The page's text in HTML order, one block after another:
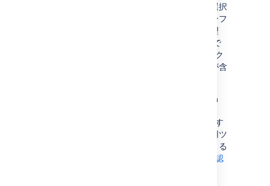
ダーのインフラストラクチャで実行するかを選択
することもできます。これにより、最新のインフ
ラストラクチャを使用しながら、データを管理
し、コンプライアンス ニーズを満たすことがで
きます。Helm チャートには独自のライフサイク
ルがあるため、アップデートには特定の機能が含
Helm チャートは、Atlassian Data Center 製品
Crowd) を Kubernetes クラスターにデプロイす
るために必要な基本の構成要素を提供し、運用ツ
ールや自動化ツールと統合する機能を利用できる
Helm チャートの詳細をご確認